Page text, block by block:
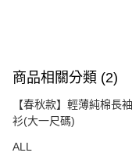
商品相關分類 (2)
【春秋款】輕薄純棉長
衫(大一尺碼)
ALL